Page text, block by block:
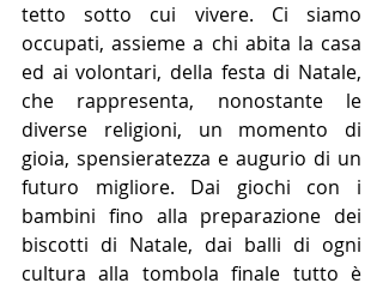
tetto sotto cui vivere. Ci siamo
occupati, assieme a chi abita la casa
ed ai volontari, della festa di Natale,
che rappresenta, nonostante le
diverse religioni, un momento di
gioia, spensieratezza e augurio di un
futuro migliore. Dai giochi con i
bambini fino alla preparazione dei
biscotti di Natale, dai balli di ogni
cultura alla tombola finale tutto è